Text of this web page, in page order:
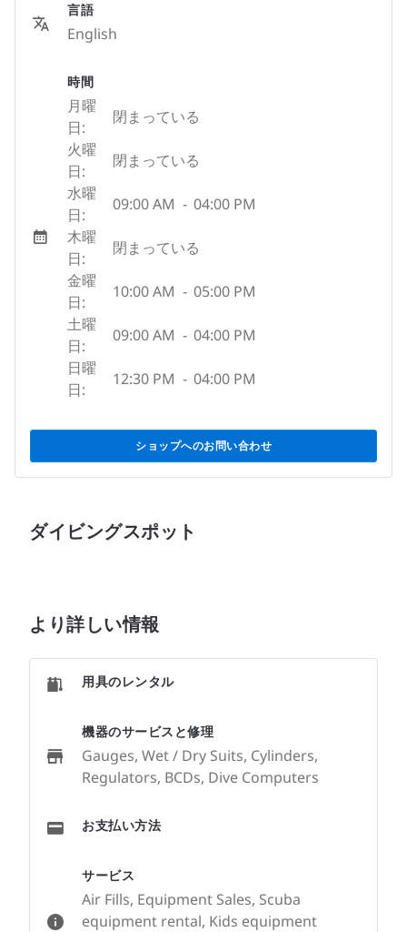
言語
English
時間
月曜
日:
閉まっている
火曜
日:
閉まっている
水曜
日:
09:00 AM - 04:00 PM
木曜
日:
閉まっている
金曜
日:
10:00 AM - 05:00 PM
土曜
日:
09:00 AM - 04:00 PM
日曜
日:
12:30 PM - 04:00 PM
ショップへのお問い合わせ
ダイビングスポット
より詳しい情報
サービス
Air Fills, Equipment Sales, Scuba
equipment rental, Kids equipment
用具のレンタル
機器のサービスと修理
Gauges, Wet / Dry Suits, Cylinders,
Regulators, BCDs, Dive Computers
お支払い方法